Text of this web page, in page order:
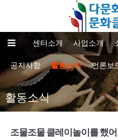
센터소개 사업소개
공지사항 활동소식 언론보
활동소식
조물조물 클레이놀이를 했